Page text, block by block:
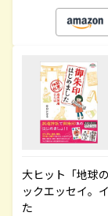
大ヒット「地球
ックエッセイ。
た